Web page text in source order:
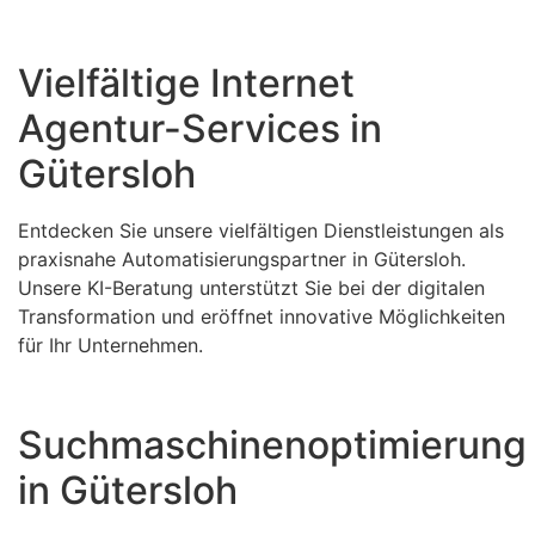
Vielfältige Internet
Agentur-Services in
Gütersloh
Entdecken Sie unsere vielfältigen Dienstleistungen als
praxisnahe Automatisierungspartner in Gütersloh.
Unsere KI-Beratung unterstützt Sie bei der digitalen
Transformation und eröffnet innovative Möglichkeiten
für Ihr Unternehmen.
Suchmaschinenoptimierung
in Gütersloh